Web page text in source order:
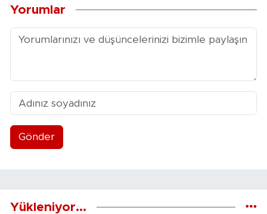
Yorumlar
Gönder
Yükleniyor...